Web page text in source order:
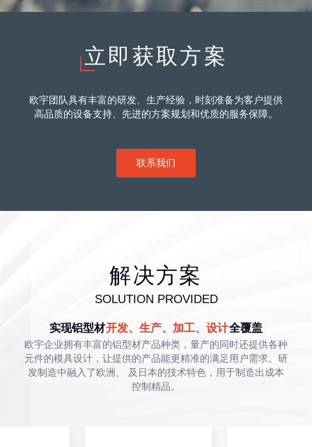
立即获取方案
欧宇团队具有丰富的研发、生产经验，时刻准备为客户提供
高品质的设备支持、先进的方案规划和优质的服务保障。
联系我们
解决方案
SOLUTION PROVIDED
实现铝型材开发、生产、加工、设计全覆盖
欧宇企业拥有丰富的铝型材产品种类，量产的同时还提供各种
元件的模具设计，让提供的产品能更精准的满足用户需求。研
发制造中融入了欧洲、 及日本的技术特色，用于制造出成本
控制精品。